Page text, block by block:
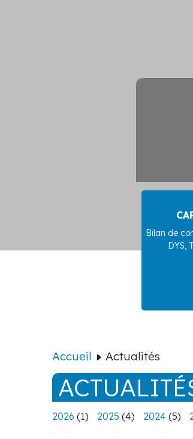
Bilan de
DYS,
Accueil Actualités
2026 (1) 2025 (4) 2024 (5)